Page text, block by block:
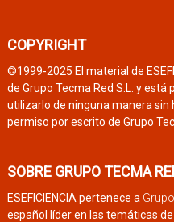
COPYRIGHT
©1999-2025 El material de
de Grupo Tecma Red S.L. y
utilizarlo de ninguna manera
permiso por escrito de Grupo
SOBRE GRUPO TECMA
ESEFICIENCIA pertenece a
español líder en las temáticas